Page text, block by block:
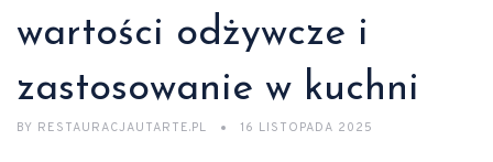
wartości odżywcze i
zastosowanie w kuchni
BY RESTAURACJAUTARTE.PL 16 LISTOPADA 2025